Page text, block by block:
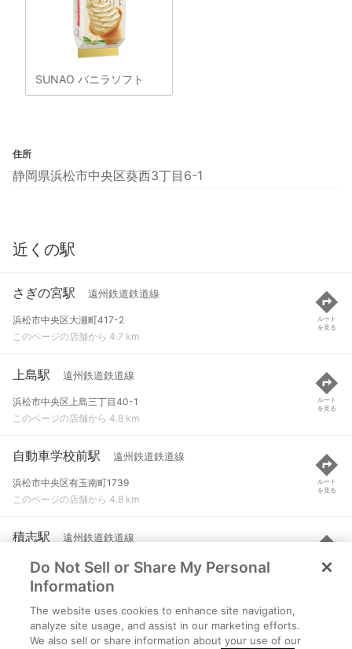
SUNAO バニラソフト
住所
静岡県浜松市中央区葵西3丁目6-1
近くの駅
さぎの宮駅 遠州鉄道鉄道線
浜松市中央区大瀬町417-2
このページの店舗から 4.7 km
ルート
を見る
上島駅 遠州鉄道鉄道線
浜松市中央区上島三丁目40-1
このページの店舗から 4.8 km
ルート
を見る
自動車学校前駅 遠州鉄道鉄道線
浜松市中央区有玉南町1739
このページの店舗から 4.8 km
ルート
を見る
積志駅 遠州鉄道鉄道線
浜松市中央区積志町814
このページの店舗から 5 km
ルート
を見る
曳馬駅 遠州鉄道鉄道線
浜松市中央区曳馬五丁目24-26
Do Not Sell or Share My Personal
Information
The website uses cookies to enhance site navigation,
analyze site usage, and assist in our marketing efforts.
We also sell or share information about your use of our